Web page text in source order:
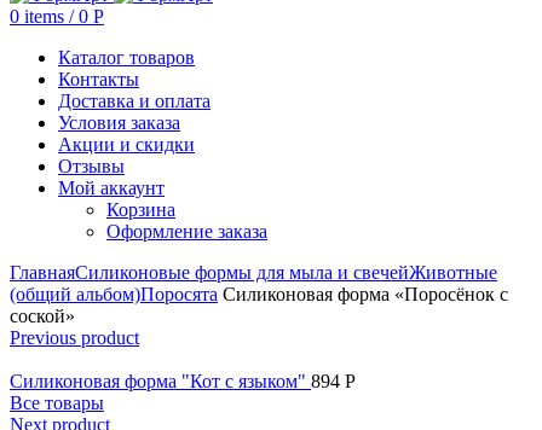
0 items / 0 Р
Каталог товаров
Контакты
Доставка и оплата
Условия заказа
Акции и скидки
Отзывы
Мой аккаунт
Корзина
Оформление заказа
ГлавнаяСиликоновые формы для мыла и свечейЖивотные
(общий альбом)Поросята Силиконовая форма «Поросёнок с
соской»
Previous product
Силиконовая форма "Кот с языком" 894 Р
Все товары
Next product